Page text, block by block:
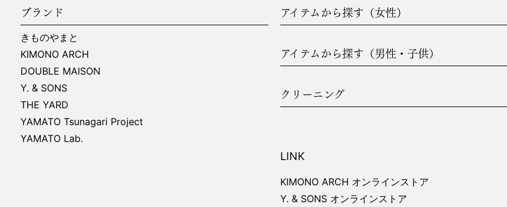
ブランド
きものやまと
KIMONO ARCH
DOUBLE MAISON
Y. & SONS
THE YARD
YAMATO Tsunagari Project
YAMATO Lab.
アイテムから探す（女性）
アイテムから探す（男性・子供）
クリーニング
LINK
KIMONO ARCH オンラインストア
Y. & SONS オンラインストア